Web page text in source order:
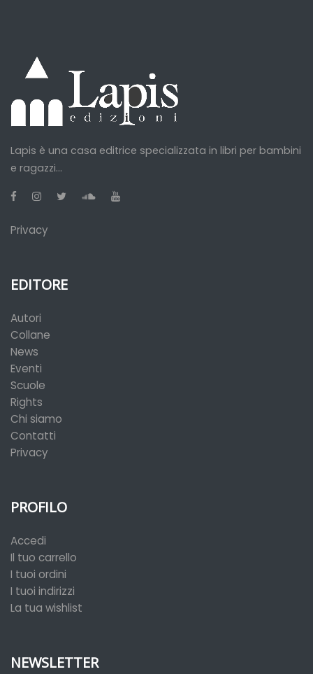
Lapis è una casa editrice specializzata in libri per bambini
e ragazzi...
Privacy
EDITORE
Autori
Collane
News
Eventi
Scuole
Rights
Chi siamo
Contatti
Privacy
PROFILO
Accedi
Il tuo carrello
I tuoi ordini
I tuoi indirizzi
La tua wishlist
NEWSLETTER